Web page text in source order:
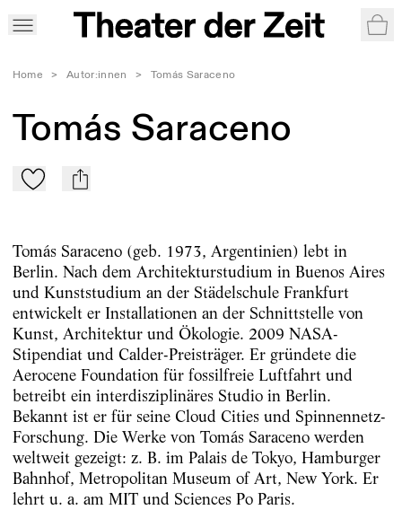
Home > Autor:innen > Tomás Saraceno
Tomás Saraceno
Zu Mein-TdZ hinzufügen
mail
Tomás Saraceno (geb. 1973, Argentinien) lebt in
Berlin. Nach dem Architekturstudium in Buenos Aires
und Kunststudium an der Städelschule Frankfurt
entwickelt er Installationen an der Schnittstelle von
Kunst, Architektur und Ökologie. 2009 NASA-
Stipendiat und Calder-Preisträger. Er gründete die
Aerocene Foundation für fossilfreie Luftfahrt und
betreibt ein interdisziplinäres Studio in Berlin.
Bekannt ist er für seine Cloud Cities und Spinnennetz-
Forschung. Die Werke von Tomás Saraceno werden
weltweit gezeigt: z. B. im Palais de Tokyo, Hamburger
Bahnhof, Metropolitan Museum of Art, New York. Er
lehrt u. a. am MIT und Sciences Po Paris.